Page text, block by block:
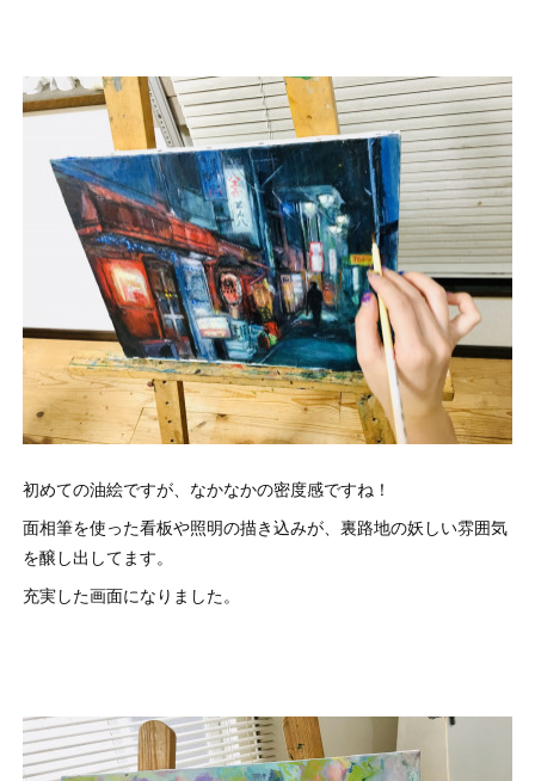
初めての油絵ですが、なかなかの密度感ですね！
面相筆を使った看板や照明の描き込みが、裏路地の妖しい雰囲気
を醸し出してます。
充実した画面になりました。